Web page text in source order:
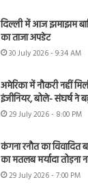
दिल्ली में आज झमाझम
का ताजा अपडेट
30 July 2026 - 9:34 AM
अमेरिका में नौकरी नहीं
इंजीनियर, बोले- संघर्ष ने
29 July 2026 - 8:00 PM
कंगना रनौत का विवादित
का मतलब मर्यादा तोड़ना
29 July 2026 - 7:00 PM